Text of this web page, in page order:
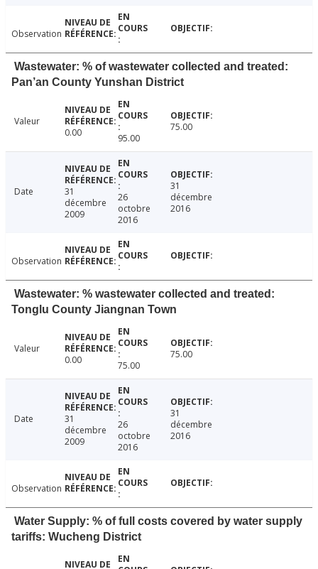
Observation
Wastewater: % of wastewater collected and treated:
Pan’an County Yunshan District
Valeur
0.00
95.00
75.00
Date
31
décembre
2009
26
octobre
2016
31
décembre
2016
Observation
Wastewater: % wastewater collected and treated:
Tonglu County Jiangnan Town
Valeur
0.00
75.00
75.00
Date
31
décembre
2009
26
octobre
2016
31
décembre
2016
Observation
Water Supply: % of full costs covered by water supply
tariffs: Wucheng District